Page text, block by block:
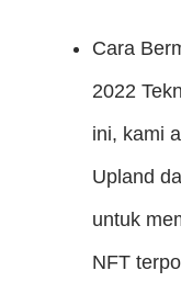
Cara
2022
ini, kami
Upland
untuk
NFT